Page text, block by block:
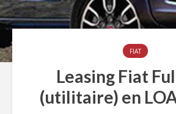
FIAT
Leasing Fiat
(utilitaire) en